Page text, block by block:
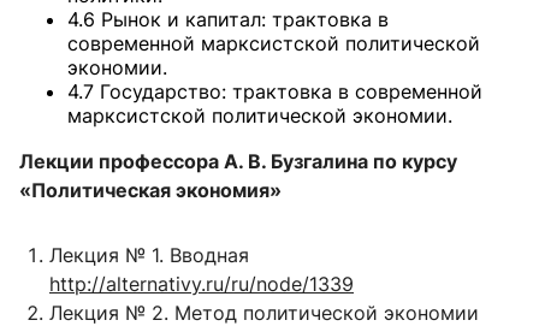
4.6 Рынок и капитал: трактовка в
современной марксистской политической
экономии.
4.7 Государство: трактовка в современной
марксистской политической экономии.
Лекции профессора А. В. Бузгалина по курсу
«Политическая экономия»
Лекция № 1. Вводная
http://alternativy.ru/ru/node/1339
Лекция № 2. Метод политической экономии